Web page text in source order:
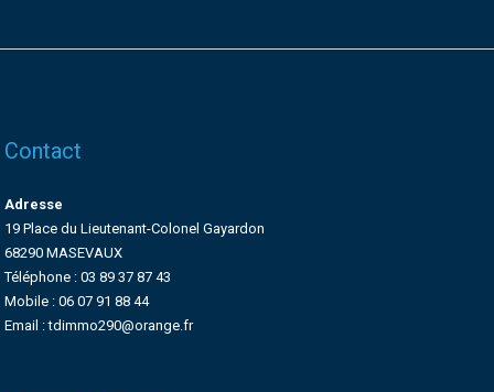
Contact
Adresse
19 Place du Lieutenant-Colonel Gayardon
68290 MASEVAUX
Téléphone : 03 89 37 87 43
Mobile : 06 07 91 88 44
Email : tdimmo290@orange.fr